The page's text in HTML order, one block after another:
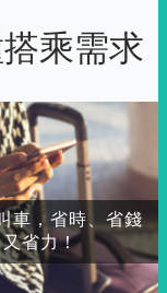
乘需求
車，省時、省錢
又省力！